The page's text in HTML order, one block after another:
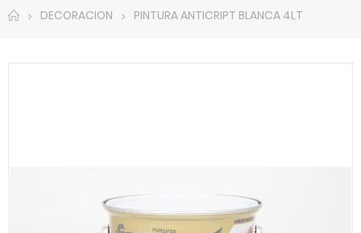
DECORACION PINTURA ANTICRIPT BLANCA 4LT